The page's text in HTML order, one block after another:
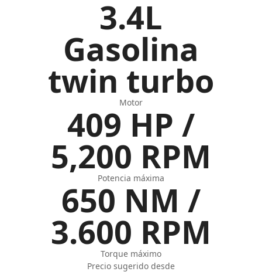
3.4L
Gasolina
twin turbo
Motor
409 HP /
5,200 RPM
Potencia máxima
650 NM /
3.600 RPM
Torque máximo
Precio sugerido desde